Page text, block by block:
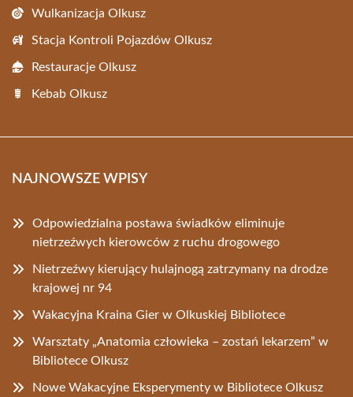
Wulkanizacja Olkusz
Stacja Kontroli Pojazdów Olkusz
Restauracje Olkusz
Kebab Olkusz
NAJNOWSZE WPISY
Odpowiedzialna postawa świadków eliminuje
nietrzeźwych kierowców z ruchu drogowego
Nietrzeźwy kierujący hulajnogą zatrzymany na drodze
krajowej nr 94
Wakacyjna Kraina Gier w Olkuskiej Bibliotece
Warsztaty „Anatomia człowieka – zostań lekarzem” w
Bibliotece Olkusz
Nowe Wakacyjne Eksperymenty w Bibliotece Olkusz